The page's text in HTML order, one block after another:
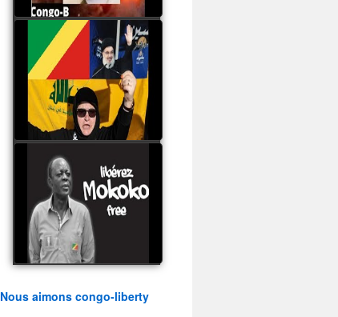
Les liaisons dangereuses
du clan Sassou Nguesso
avec le Hezbollah
watch video
Le Général Mokoko est
l'unique légitimité
présidentielle du peuple
congolais
watch video
Nous aimons congo-liberty